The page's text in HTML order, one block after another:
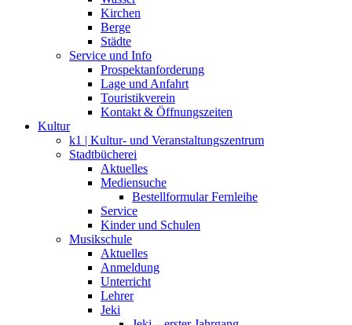
Kirchen
Berge
Städte
Service und Info
Prospektanforderung
Lage und Anfahrt
Touristikverein
Kontakt & Öffnungszeiten
Kultur
k1 | Kultur- und Veranstaltungszentrum
Stadtbücherei
Aktuelles
Mediensuche
Bestellformular Fernleihe
Service
Kinder und Schulen
Musikschule
Aktuelles
Anmeldung
Unterricht
Lehrer
Jeki